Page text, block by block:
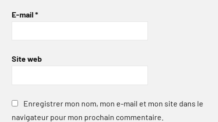
E-mail *
Site web
Enregistrer mon nom, mon e-mail et mon site dans le
navigateur pour mon prochain commentaire.